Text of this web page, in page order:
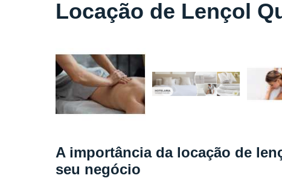
Locação
de lençóis
Locação
de toalhas
de
de rosto
Locação de Lençol
A importância da locação de
seu negócio